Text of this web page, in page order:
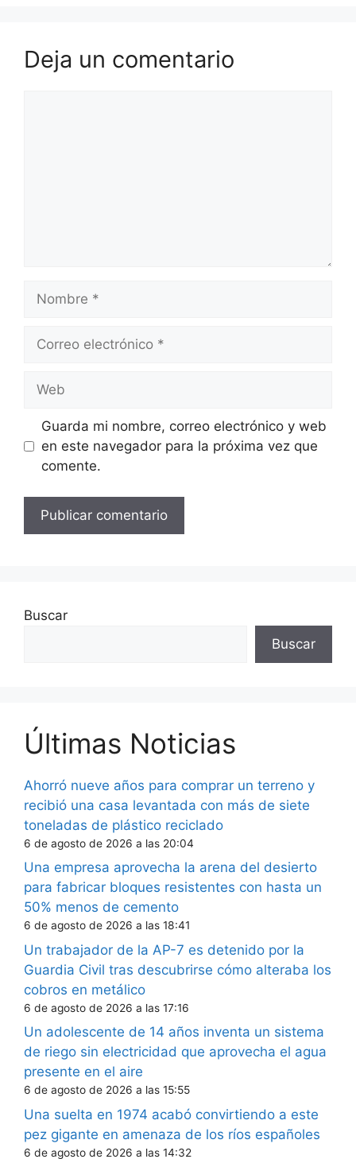
Deja un comentario
Nombre
Correo
Web
Guarda mi nombre, correo electrónico y web
en este navegador para la próxima vez que
comente.
Buscar
Buscar
Últimas Noticias
Ahorró nueve años para comprar un terreno y
recibió una casa levantada con más de siete
toneladas de plástico reciclado
6 de agosto de 2026 a las 20:04
Una empresa aprovecha la arena del desierto
para fabricar bloques resistentes con hasta un
50% menos de cemento
6 de agosto de 2026 a las 18:41
Un trabajador de la AP-7 es detenido por la
Guardia Civil tras descubrirse cómo alteraba los
cobros en metálico
6 de agosto de 2026 a las 17:16
Un adolescente de 14 años inventa un sistema
de riego sin electricidad que aprovecha el agua
presente en el aire
6 de agosto de 2026 a las 15:55
Una suelta en 1974 acabó convirtiendo a este
pez gigante en amenaza de los ríos españoles
6 de agosto de 2026 a las 14:32